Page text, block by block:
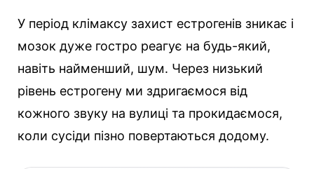
У період клімаксу захист естрогенів зникає і
мозок дуже гостро реагує на будь-який,
навіть найменший, шум. Через низький
рівень естрогену ми здригаємося від
кожного звуку на вулиці та прокидаємося,
коли сусіди пізно повертаються додому.